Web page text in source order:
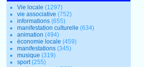
Vie locale (1297)
vie associative (752)
informations (655)
manifestation culturelle (634)
animation (494)
économie locale (459)
manifestations (345)
musique (319)
sport(255)